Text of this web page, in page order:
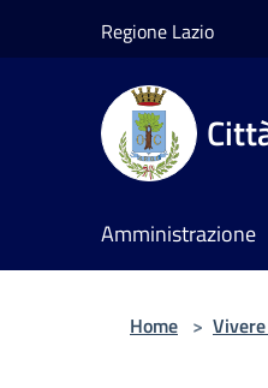
Regione Lazio
Amministrazione
Home >